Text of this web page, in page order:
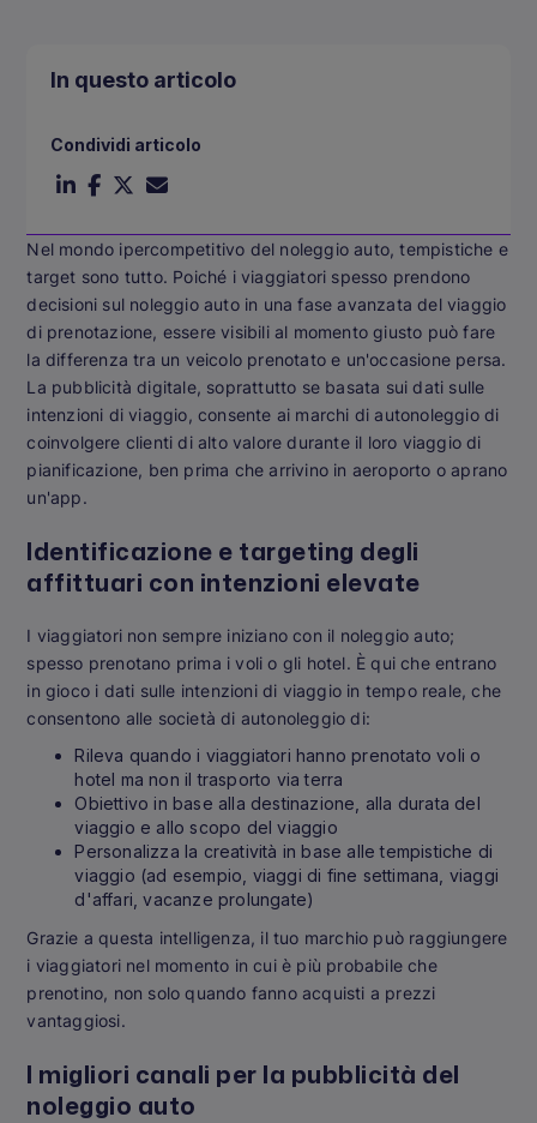
Nel mondo ipercompetitivo del noleggio auto, tempistiche e
target sono tutto. Poiché i viaggiatori spesso prendono
decisioni sul noleggio auto in una fase avanzata del viaggio
di prenotazione, essere visibili al momento giusto può fare
la differenza tra un veicolo prenotato e un'occasione persa.
La pubblicità digitale, soprattutto se basata sui dati sulle
intenzioni di viaggio, consente ai marchi di autonoleggio di
coinvolgere clienti di alto valore durante il loro viaggio di
pianificazione, ben prima che arrivino in aeroporto o aprano
un'app.
Identificazione e targeting degli
affittuari con intenzioni elevate
I viaggiatori non sempre iniziano con il noleggio auto;
spesso prenotano prima i voli o gli hotel. È qui che entrano
in gioco i dati sulle intenzioni di viaggio in tempo reale, che
consentono alle società di autonoleggio di:
Rileva quando i viaggiatori hanno prenotato voli o
hotel ma non il trasporto via terra
Obiettivo in base alla destinazione, alla durata del
viaggio e allo scopo del viaggio
Personalizza la creatività in base alle tempistiche di
viaggio (ad esempio, viaggi di fine settimana, viaggi
d'affari, vacanze prolungate)
Grazie a questa intelligenza, il tuo marchio può raggiungere
i viaggiatori nel momento in cui è più probabile che
prenotino, non solo quando fanno acquisti a prezzi
vantaggiosi.
I migliori canali per la pubblicità del
noleggio auto
In questo articolo
Condividi articolo